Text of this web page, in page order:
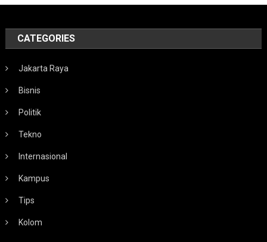
CATEGORIES
Jakarta Raya
Bisnis
Politik
Tekno
Internasional
Kampus
Tips
Kolom